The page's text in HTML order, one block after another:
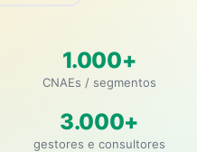
1.000+
CNAEs / segmentos
3.000+
gestores e consultores